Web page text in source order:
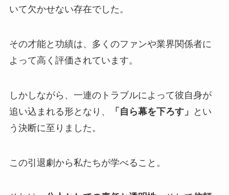
いて欠かせない存在でした。
その才能と功績は、多くのファンや業界関係者に
よって高く評価されています。
しかしながら、一連のトラブルによって彼自身が
追い込まれる形となり、
「自ら幕を下ろす」
とい
う決断に至りました。
この引退劇から私たちが学べること。